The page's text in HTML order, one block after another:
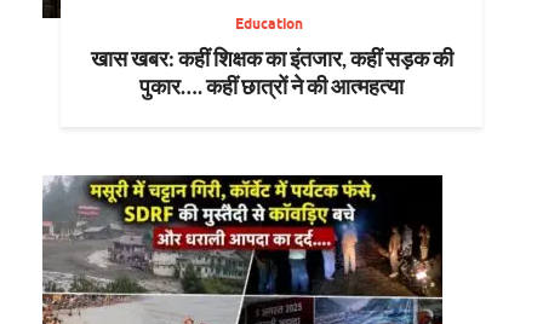
Education
खास खबर: कहीं शिक्षक का इंतजार, कहीं सड़क की
पुकार…. कहीं छात्रों ने की आत्महत्या